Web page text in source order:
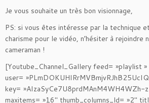
Je vous souhaite un très bon visionnage,
PS: si vous êtes intéresse par la technique
charisme pour le vidéo, n’hésiter à rejoindre
cameraman !
[Youtube_Channel_Gallery feed= »playlist »
user=
key= »AIzaSyCe7U8prdMAnM4WH4WZh-
maxitems= »16″ thumb_columns_ld= »2″